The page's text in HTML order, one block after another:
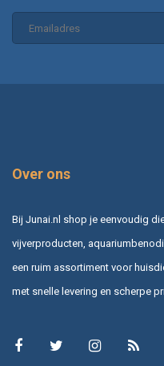
Over ons
Bij Junai.nl shop je eenvoudig
vijverproducten,
een ruim assortiment voor
met snelle levering en scherpe